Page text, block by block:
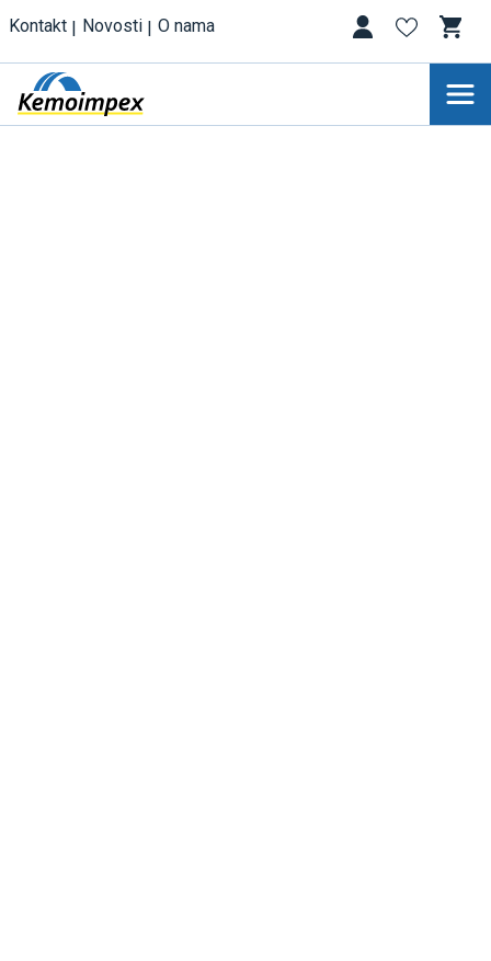
Kontakt Novosti O nama